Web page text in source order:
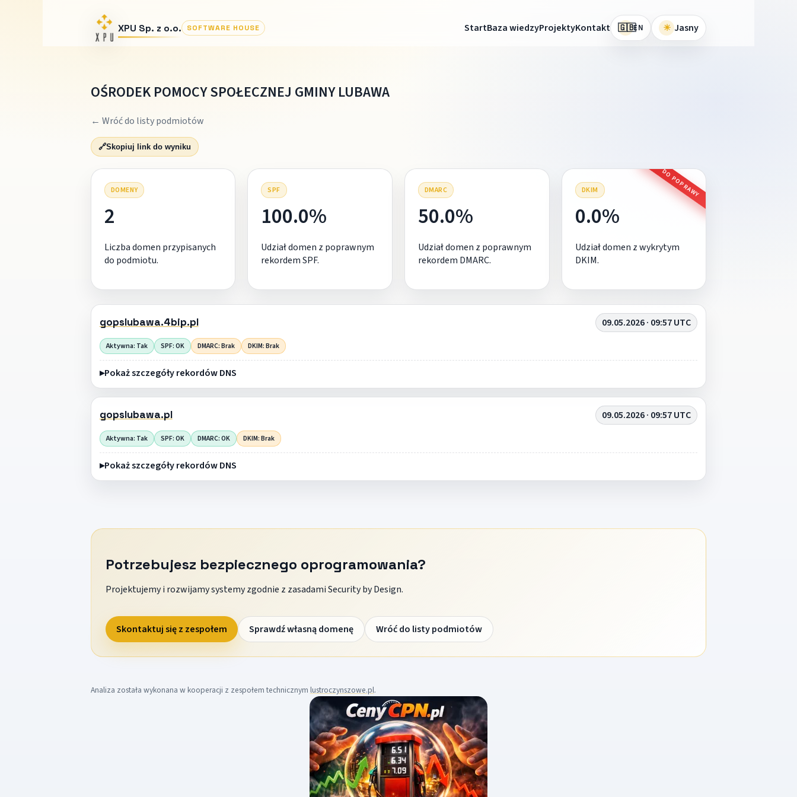
XPU Sp. z o.o. SOFTWARE HOUSE StartBaza wiedzyProjektyKontakt 🇬🇧EN ☀ Jasny
OŚRODEK POMOCY SPOŁECZNEJ GMINY LUBAWA
← Wróć do listy podmiotów
🔗Skopiuj link do wyniku
DOMENY
2
Liczba domen przypisanych
do podmiotu.
SPF
100.0%
Udział domen z poprawnym
rekordem SPF.
DMARC
50.0%
Udział domen z poprawnym
rekordem DMARC.
DKIM DO POPRAWY
0.0%
Udział domen z wykrytym
DKIM.
gopslubawa.4bip.pl 09.05.2026 · 09:57 UTC
Aktywna: Tak SPF: OK DMARC: Brak DKIM: Brak
Pokaż szczegóły rekordów DNS
gopslubawa.pl 09.05.2026 · 09:57 UTC
Aktywna: Tak SPF: OK DMARC: OK DKIM: Brak
Pokaż szczegóły rekordów DNS
Potrzebujesz bezpiecznego oprogramowania?
Projektujemy i rozwijamy systemy zgodnie z zasadami Security by Design.
Skontaktuj się z zespołem Sprawdź własną domenę Wróć do listy podmiotów
Analiza została wykonana w kooperacji z zespołem technicznym lustroczynszowe.pl.